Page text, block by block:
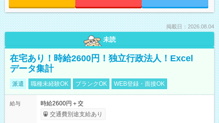
掲載日：2026.08.04
未読
在宅あり！時給2600円！独立行政法人！Excel
データ集計
派遣 職種未経験OK ブランクOK WEB登録・面接OK
給与
時給2600円＋交
交通費別途支給あり